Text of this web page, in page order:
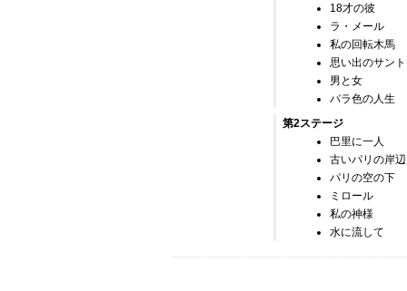
18才の彼
ラ・メール
私の回転木馬
思い出のサン
男と女
バラ色の人生
第2ステージ
巴里に一人
古いパリの岸
パリの空の下
ミロール
私の神様
水に流して